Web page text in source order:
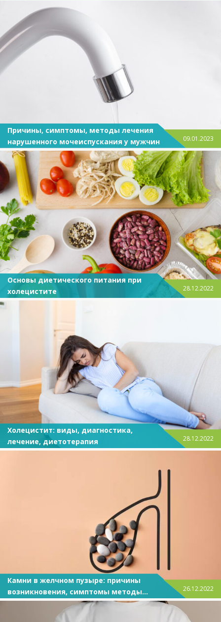
Причины, симптомы, методы лечения
нарушенного мочеиспускания у мужчин
09.01.2023
Основы диетического питания при
холецистите
28.12.2022
Холецистит: виды, диагностика,
лечение, диетотерапия
28.12.2022
Камни в желчном пузыре: причины
возникновения, симптомы методы
диагностики и лечения
26.12.2022